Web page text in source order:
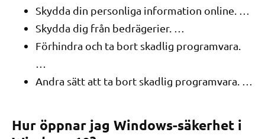
Skydda din personliga information online. …
Skydda dig från bedrägerier. …
Förhindra och ta bort skadlig programvara.
Andra sätt att ta bort skadlig programvara. …
Hur öppnar jag Windows-säkerhet i